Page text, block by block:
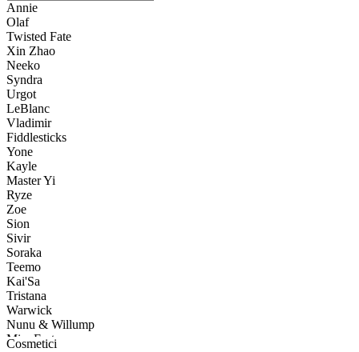
Annie
Olaf
Twisted Fate
Xin Zhao
Neeko
Syndra
Urgot
LeBlanc
Vladimir
Fiddlesticks
Yone
Kayle
Master Yi
Ryze
Zoe
Sion
Sivir
Soraka
Teemo
Kai'Sa
Tristana
Warwick
Nunu & Willump
Miss Fortune
Cosmetici